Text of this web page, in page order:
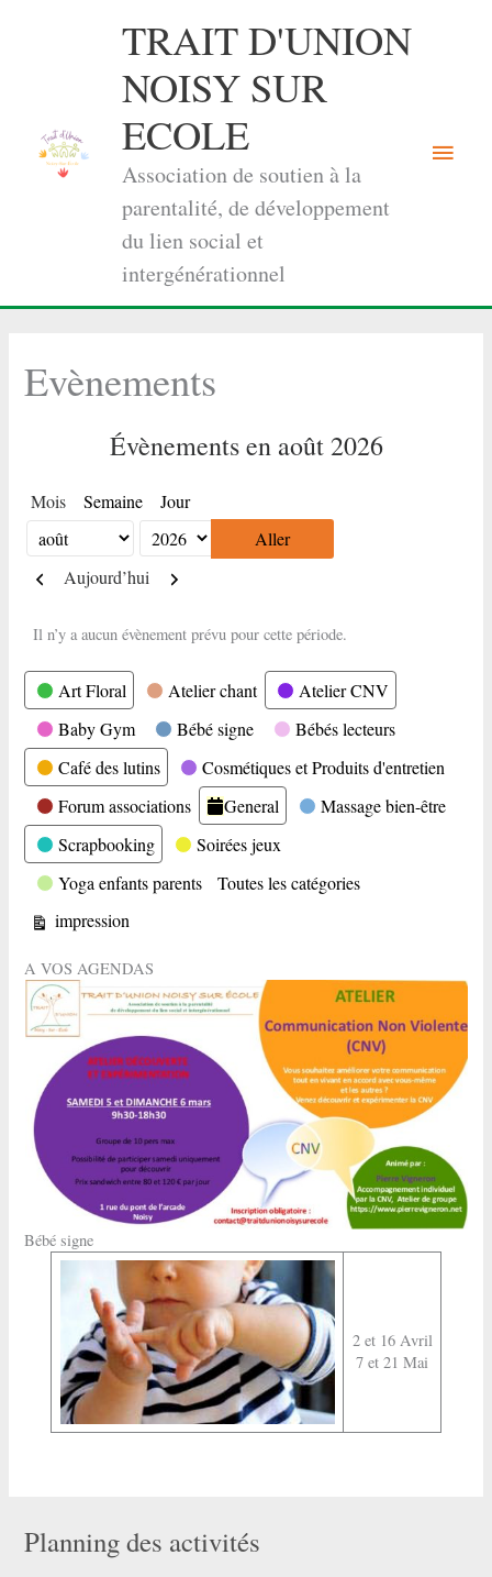
TRAIT D'UNION
NOISY SUR
ECOLE
Association de soutien à la
parentalité, de développement
du lien social et
intergénérationnel
Menu
Evènements
Évènements en août 2026
Mois Semaine Jour
Mois
Année
Précédent
Aujourd’hui Suivant
Il n’y a aucun évènement prévu pour cette période.
Catégories
Art Floral Atelier chant
Atelier CNV
Baby Gym
Bébé signe
Bébés lecteurs
Café des lutins
Cosmétiques et Produits d'entretien
Forum associations
General
Massage bien-être
Scrapbooking
Soirées jeux
Yoga enfants parents
Toutes les catégories
Vue
impression
A VOS AGENDAS
Bébé signe
2 et 16 Avril
7 et 21 Mai
Planning des activités